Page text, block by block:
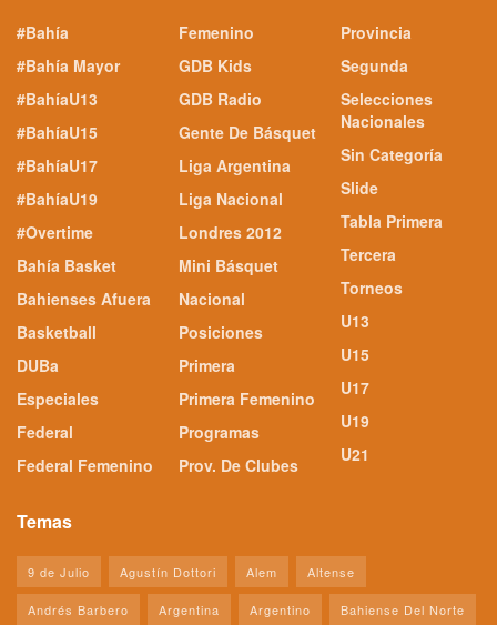
#Bahía
#Bahía Mayor
#BahíaU13
#BahíaU15
#BahíaU17
#BahíaU19
#Overtime
Bahía Basket
Bahienses Afuera
Basketball
DUBa
Especiales
Federal
Federal Femenino
Femenino
GDB Kids
GDB Radio
Gente De Básquet
Liga Argentina
Liga Nacional
Londres 2012
Mini Básquet
Nacional
Posiciones
Primera
Primera Femenino
Programas
Prov. De Clubes
Provincia
Segunda
Selecciones
Nacionales
Sin Categoría
Slide
Tabla Primera
Tercera
Torneos
U13
U15
U17
U19
U21
Temas
9 de Julio Agustín Dottori Alem Altense
Andrés Barbero Argentina Argentino Bahiense Del Norte